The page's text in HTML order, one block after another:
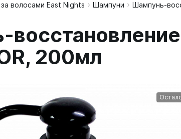
Абаи эксклюзивные
Абаи мусульманские
Платья повседневные
волосами East Nights Шампуни Шампунь-
200мл